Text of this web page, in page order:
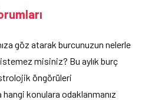
göz atarak burcunuzun nelerle
misiniz? Bu aylık burç
öngörüleri
konulara odaklanmanız